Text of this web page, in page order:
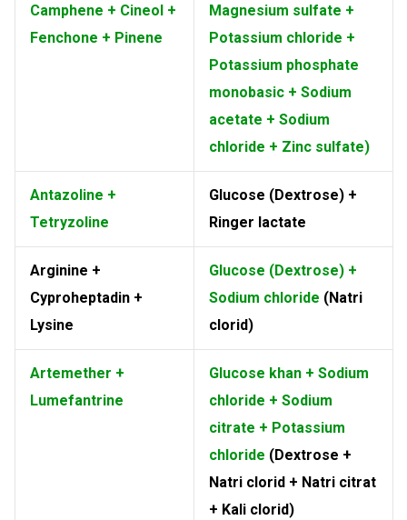
Camphene + Cineol +
Fenchone + Pinene
Magnesium sulfate +
Potassium chloride +
Potassium phosphate
monobasic + Sodium
acetate + Sodium
chloride + Zinc sulfate)
Antazoline +
Tetryzoline
Glucose (Dextrose) +
Ringer lactate
Arginine +
Cyproheptadin +
Lysine
Glucose (Dextrose) +
Sodium chloride (Natri
clorid)
Artemether +
Lumefantrine
Glucose khan + Sodium
chloride + Sodium
citrate + Potassium
chloride (Dextrose +
Natri clorid + Natri citrat
+ Kali clorid)